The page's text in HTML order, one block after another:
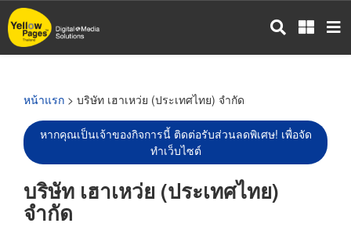
ข้าม
ไป
หน้าแรก > บริษัท เฮาเหว่ย (ประเทศไทย) จำกัด
หากคุณเป็นเจ้าของกิจการนี้ ติดต่อรับส่วนลดพิเศษ! เพื่อจัด
ทำเว็บไซต์
บริษัท เฮาเหว่ย (ประเทศไทย)
จำกัด